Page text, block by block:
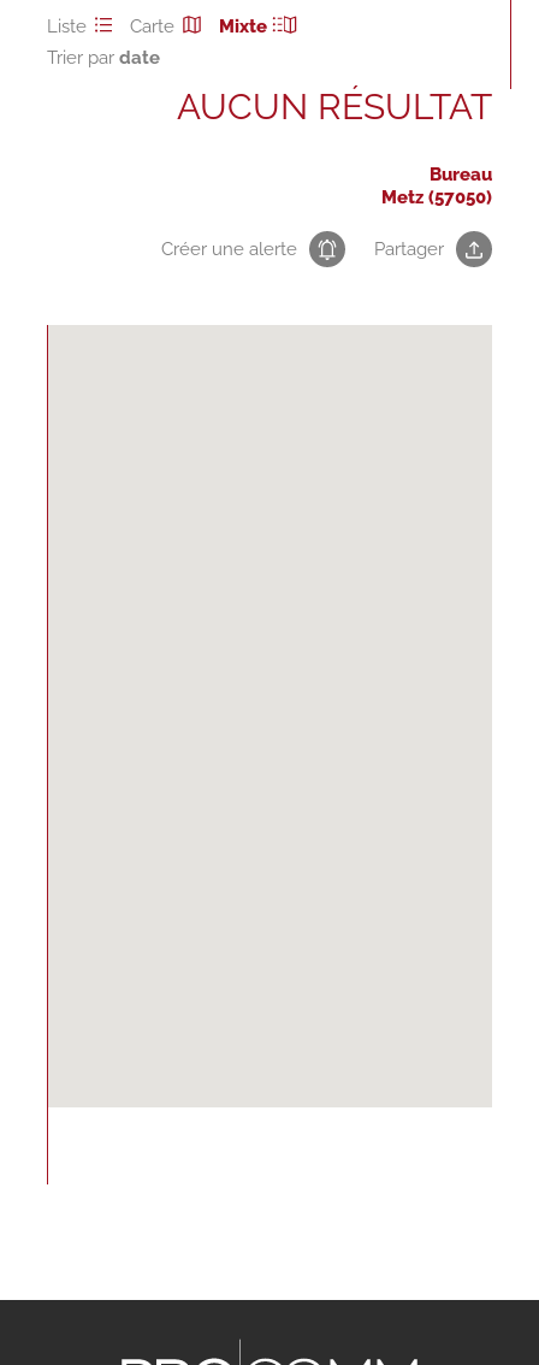
Liste Carte
Mixte
Trier par
AUCUN RÉSULTAT
Bureau
Metz (57050)
Créer une alerte Partager